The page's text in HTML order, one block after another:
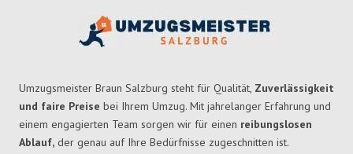
Umzugsmeister Braun Salzburg steht für Qualität, Zuverlässigkeit
und faire Preise bei Ihrem Umzug. Mit jahrelanger Erfahrung und
einem engagierten Team sorgen wir für einen reibungslosen
Ablauf, der genau auf Ihre Bedürfnisse zugeschnitten ist.